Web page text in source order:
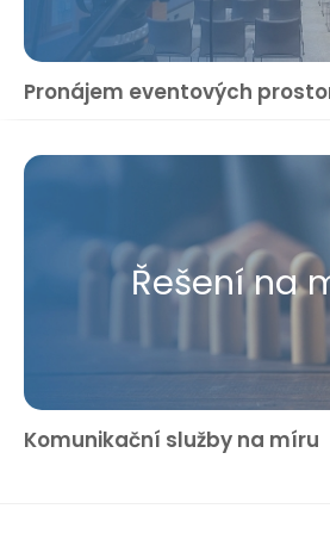
Pronájem eventových
Řešení na
Komunikační služby na míru